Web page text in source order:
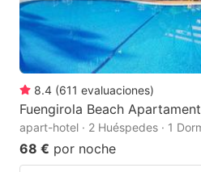
8.4 (611 evaluaciones)
Fuengirola Beach
apart-hotel · 2 Huéspedes · 1
68 € por noche